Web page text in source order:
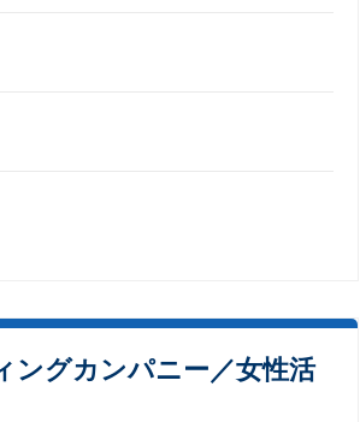
ングカンパニー／女性活